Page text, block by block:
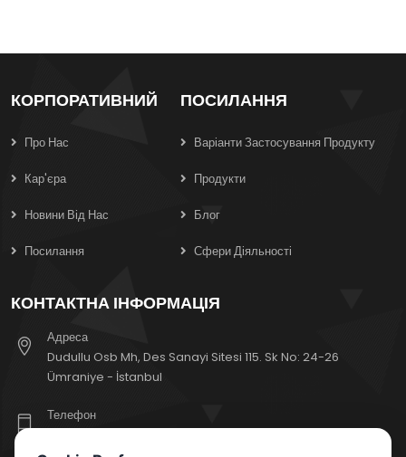
КОРПОРАТИВНИЙ
Про Нас
Кар'єра
Новини Від Нас
Посилання
ПОСИЛАННЯ
Варіанти Застосування Продукту
Продукти
Блог
Сфери Діяльності
КОНТАКТНА ІНФОРМАЦІЯ
Адреса
Dudullu Osb Mh, Des Sanayi Sitesi 115. Sk No: 24-26
Ümraniye - İstanbul
Телефон